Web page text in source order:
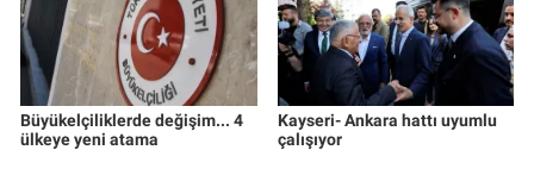
Büyükelçiliklerde değişim... 4
ülkeye yeni atama
Kayseri- Ankara hattı uyumlu
çalışıyor